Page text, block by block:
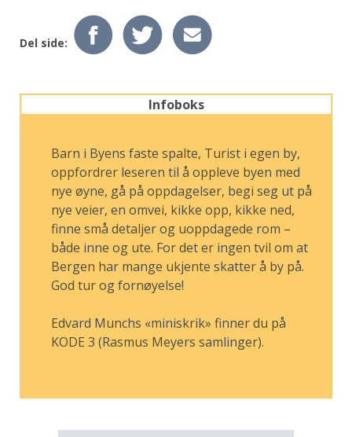
Del side:
Infoboks
Barn i Byens faste spalte, Turist i egen by,
oppfordrer leseren til å oppleve byen med
nye øyne, gå på oppdagelser, begi seg ut på
nye veier, en omvei, kikke opp, kikke ned,
finne små detaljer og uoppdagede rom –
både inne og ute. For det er ingen tvil om at
Bergen har mange ukjente skatter å by på.
God tur og fornøyelse!
Edvard Munchs «miniskrik» finner du på
KODE 3 (Rasmus Meyers samlinger).